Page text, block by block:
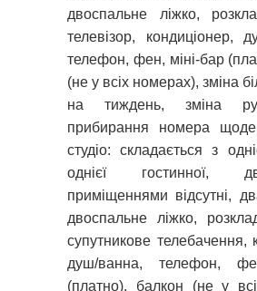
двоспальне ліжко,
телевізор, кондиціонер,
телефон, фен, міні-бар
(не у всіх номерах), зміна
на тиждень, зміна
прибирання номера
студіо: cкладається з
однієї гостинної,
приміщеннями відсутні,
двоспальне ліжко,
супутникове телебачення,
душ/ванна, телефон,
(платно), балкон (не у